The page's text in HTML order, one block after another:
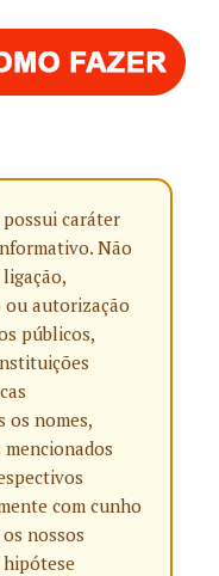
caráter
Não
autorização
públicos,
os nomes,
com cunho
nossos